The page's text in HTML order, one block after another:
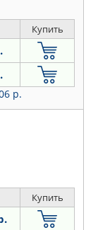
Купить
р.
Купить